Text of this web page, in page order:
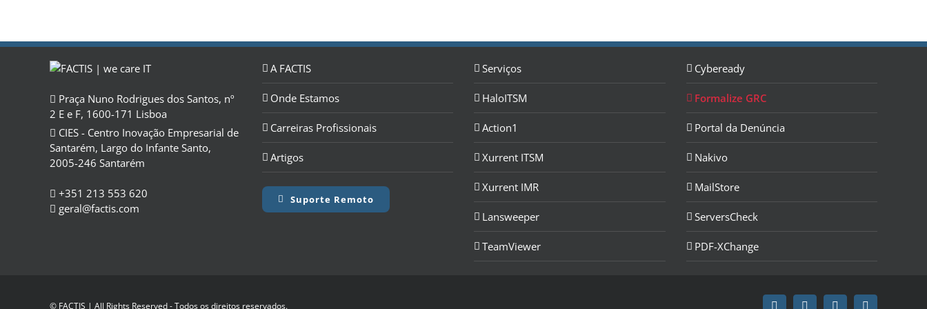
Praça Nuno Rodrigues dos Santos, nº
2 E e F, 1600-171 Lisboa
CIES - Centro Inovação Empresarial de
Santarém, Largo do Infante Santo,
2005-246 Santarém
+351 213 553 620
geral@factis.com
A FACTIS
Onde Estamos
Carreiras Profissionais
Artigos
Suporte Remoto
Serviços
HaloITSM
Action1
Xurrent ITSM
Xurrent IMR
Lansweeper
TeamViewer
Cybeready
Formalize GRC
Portal da Denúncia
Nakivo
MailStore
ServersCheck
PDF-XChange
© FACTIS | All Rights Reserved - Todos os direitos reservados.